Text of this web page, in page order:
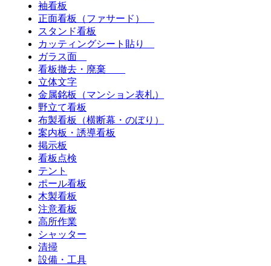
袖看板
正面看板（ファサード）
スタンド看板
カッティングシート貼り
ガラス面
看板撤去・廃棄
立体文字
金属銘板（マンション表札）
野立て看板
布製看板（横断幕・のぼり）
案内板・誘導看板
掲示板
看板点検
テント
ポール看板
木製看板
注意看板
高所作業
シャッター
清掃
設備・工具